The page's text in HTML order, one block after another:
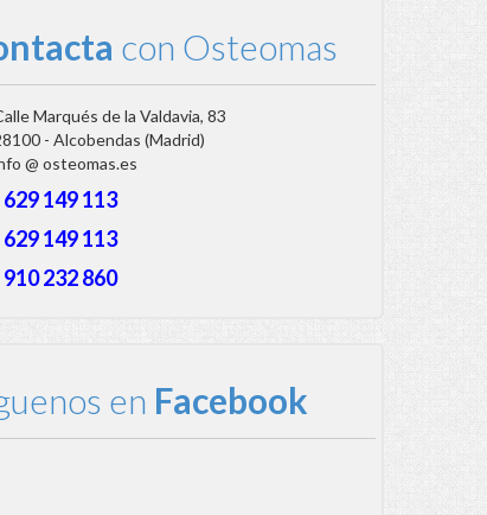
con Osteomas
Marqués de la Valdavia, 83
- Alcobendas (Madrid)
@ osteomas.es
629 149 113
629 149 113
910 232 860
en Facebook